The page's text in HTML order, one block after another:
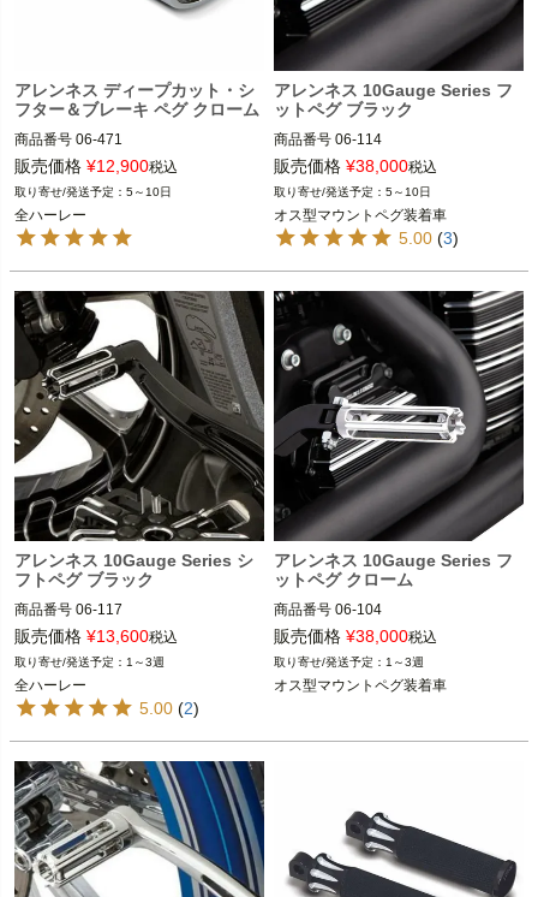
アレンネス ディープカット・シ
フター＆ブレーキ ペグ クローム
商品番号 06-471
D型番：1603-0087
全ハーレー
ARLEN NESS（アレンネス）
販売価格 ¥12,900税込
5～10日
全ハーレー
アレンネス 10Gauge Series フ
ットペグ ブラック
商品番号 06-114
D型番：1620-1463
1986～2021 スポーツスター
1986～2017 ダイナ
1986～2017 ソフテイル
1986～2024 ツーリング
※フットペグ装着車
ARLEN NESS（アレンネス）
販売価格 ¥38,000税込
5～10日
オス型マウントペグ装着車
5.00 (3)
アレンネス 10Gauge Series シ
フトペグ ブラック
商品番号 06-117
D型番：1603-0301
全ハーレー
ARLEN NESS（アレンネス）
販売価格 ¥13,600税込
1～3週
全ハーレー
5.00 (2)
アレンネス 10Gauge Series フ
ットペグ クローム
商品番号 06-104
D型番：1620-1463
1986～2021 スポーツスター
1986～2017 ダイナ
1986～2024 ツーリング（フットペグ
販売価格 ¥38,000税込
1～3週
オス型マウントペグ装着車